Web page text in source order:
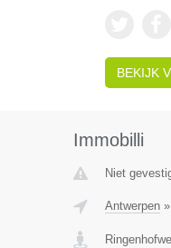
BEKIJK
Immobilli
Niet
Antwerpen»